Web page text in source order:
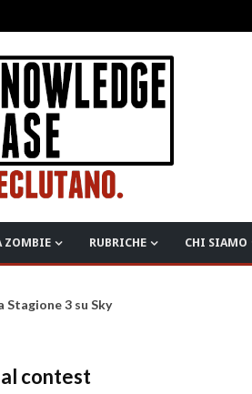
ZOMBIE RUBRICHE CHI SIAMO
3 su Sky
contest